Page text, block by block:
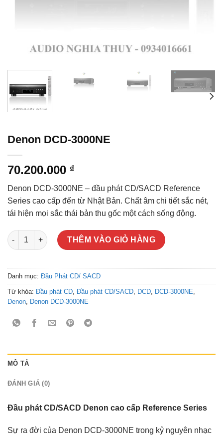
Denon DCD-3000NE
70.200.000 ₫
Denon DCD-3000NE – đầu phát CD/SACD Reference
Series cao cấp đến từ Nhật Bản. Chất âm chi tiết sắc nét,
tái hiện mọi sắc thái bản thu gốc một cách sống động.
Denon DCD-3000NE số lượng
THÊM VÀO GIỎ HÀNG
Danh mục: Đầu Phát CD/ SACD
Từ khóa: Đầu phát CD Đầu phát CD/SACD DCD DCD-3000NE
Denon Denon DCD-3000NE
MÔ TẢ
ĐÁNH GIÁ (0)
Đầu phát CD/SACD Denon cao cấp Reference Series
Sự ra đời của Denon DCD-3000NE trong kỷ nguyên nhạc